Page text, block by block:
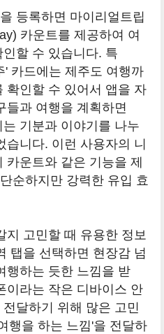
등록하면 마이리얼트립
카운트를 제공하여 여
할 수 있습니다. 특
카드에는 제주도 여행까
확인할 수 있어서 앱을 자
들과 여행을 계획하면
기분과 이야기를 나누
니다. 이런 사용자의 니
운트와 같은 기능을 제
순하지만 강력한 유입 효
지 고민할 때 유용한 정보
탭을 선택하면 현장감 넘
행하는 듯한 느낌을 받
이라는 작은 디바이스 안
달하기 위해 많은 고민
행을 하는 느낌'을 전달하